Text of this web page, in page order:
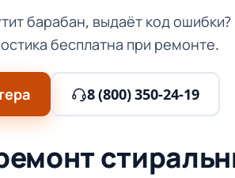
барабан, выдаёт код
бесплатна при ремонте.
8 (800) 350-24-19